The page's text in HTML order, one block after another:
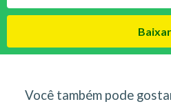
Baixar
Você também pode